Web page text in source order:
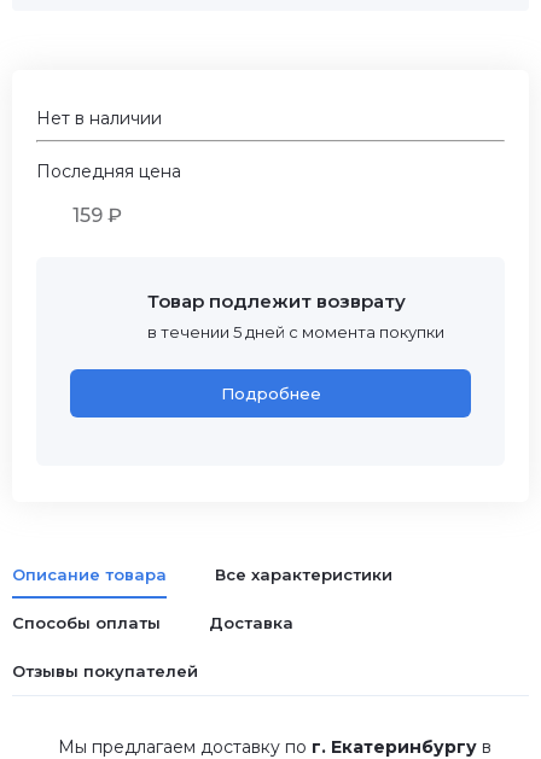
Нет в наличии
Последняя цена
159 ₽
Товар подлежит возврату
в течении 5 дней с момента покупки
Подробнее
Описание товара Все характеристики
Способы оплаты Доставка
Отзывы покупателей
Мы предлагаем доставку по г. Екатеринбургу в